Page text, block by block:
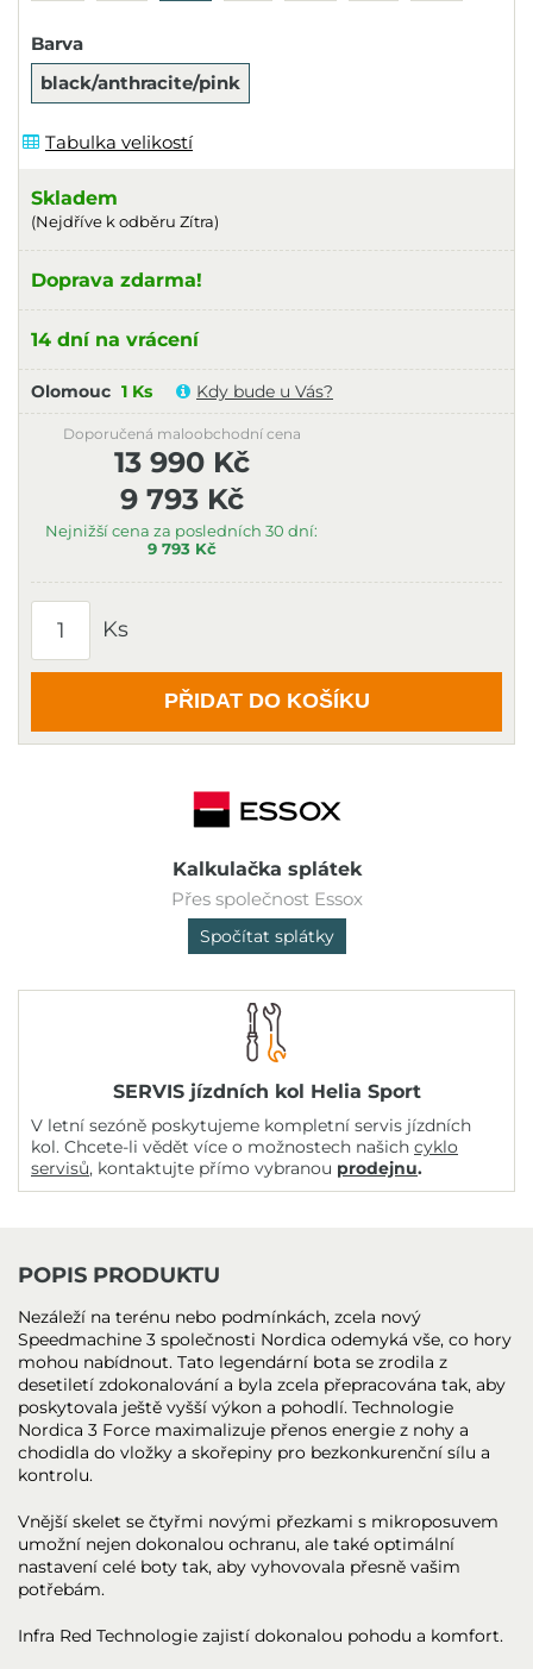
Barva
black/anthracite/pink
Tabulka velikostí
Skladem
(Nejdříve k odběru Zítra)
Doprava zdarma!
14 dní na vrácení
Olomouc 1 Ks Kdy bude u Vás?
9 793 Kč
Nejnižší cena za posledních 30 dní:
9 793 Kč
Doporučená maloobchodní cena
13 990 Kč
Ks
PŘIDAT DO KOŠÍKU
Kalkulačka splátek
Přes společnost Essox
Spočítat splátky
SERVIS jízdních kol Helia Sport
V letní sezóně poskytujeme kompletní servis jízdních
kol. Chcete-li vědět více o možnostech našich cyklo
servisů, kontaktujte přímo vybranou prodejnu.
POPIS PRODUKTU
Nezáleží na terénu nebo podmínkách, zcela nový
Speedmachine 3 společnosti Nordica odemyká vše, co hory
mohou nabídnout. Tato legendární bota se zrodila z
desetiletí zdokonalování a byla zcela přepracována tak, aby
poskytovala ještě vyšší výkon a pohodlí. Technologie
Nordica 3 Force maximalizuje přenos energie z nohy a
chodidla do vložky a skořepiny pro bezkonkurenční sílu a
kontrolu.
Vnější skelet se čtyřmi novými přezkami s mikroposuvem
umožní nejen dokonalou ochranu, ale také optimální
nastavení celé boty tak, aby vyhovovala přesně vašim
potřebám.
Infra Red Technologie zajistí dokonalou pohodu a komfort.